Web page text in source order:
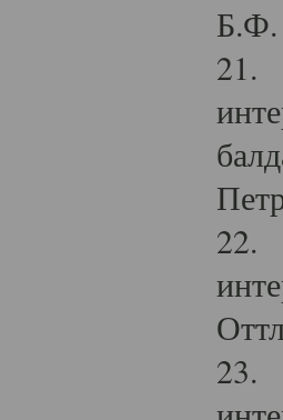
Б.Ф.
21.
22.
23.